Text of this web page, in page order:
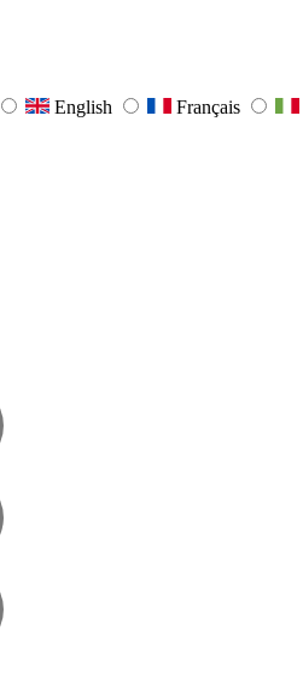
English Français